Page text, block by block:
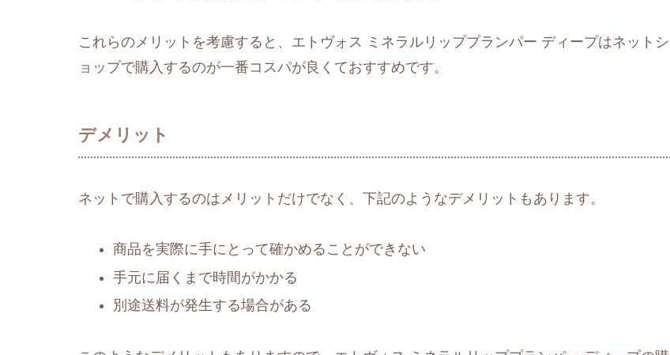
これらのメリットを考慮すると、エトヴォス ミネラルリッププランパー ディープはネットシ
ョップで購入するのが一番コスパが良くておすすめです。
デメリット
ネットで購入するのはメリットだけでなく、下記のようなデメリットもあります。
商品を実際に手にとって確かめることができない
手元に届くまで時間がかかる
別途送料が発生する場合がある